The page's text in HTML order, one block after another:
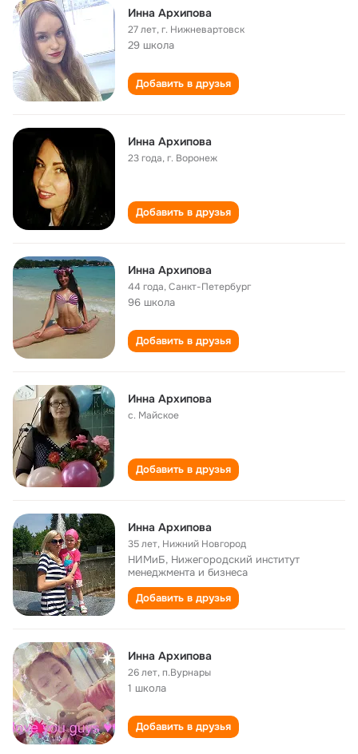
Инна Архипова
27 лет,г. Нижневартовск
29 школа
Добавить в друзья
Инна Архипова
23 года,г. Воронеж
Добавить в друзья
Инна Архипова
44 года,Санкт-Петербург
96 школа
Добавить в друзья
Инна Архипова
с. Майское
Добавить в друзья
Инна Архипова
35 лет, Нижний Новгород
НИМиБ, Нижегородский институт
менеджмента и бизнеса
Добавить в друзья
Инна Архипова
26 лет,п.Вурнары
1 школа
Добавить в друзья